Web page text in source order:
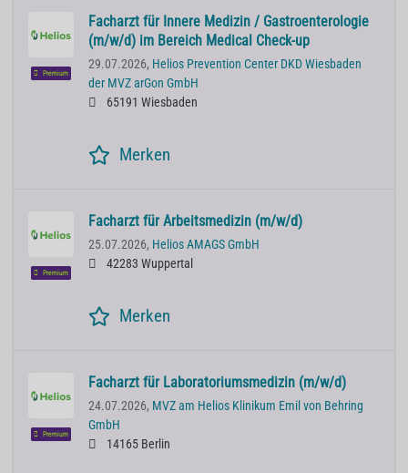
Premium
Facharzt für Innere Medizin / Gastroenterologie
(m/w/d) im Bereich Medical Check-up
29.07.2026, Helios Prevention Center DKD Wiesbaden
der MVZ arGon GmbH
65191 Wiesbaden
Merken
Premium
Facharzt für Arbeitsmedizin (m/w/d)
25.07.2026, Helios AMAGS GmbH
42283 Wuppertal
Merken
Premium
Facharzt für Laboratoriumsmedizin (m/w/d)
24.07.2026, MVZ am Helios Klinikum Emil von Behring
GmbH
14165 Berlin